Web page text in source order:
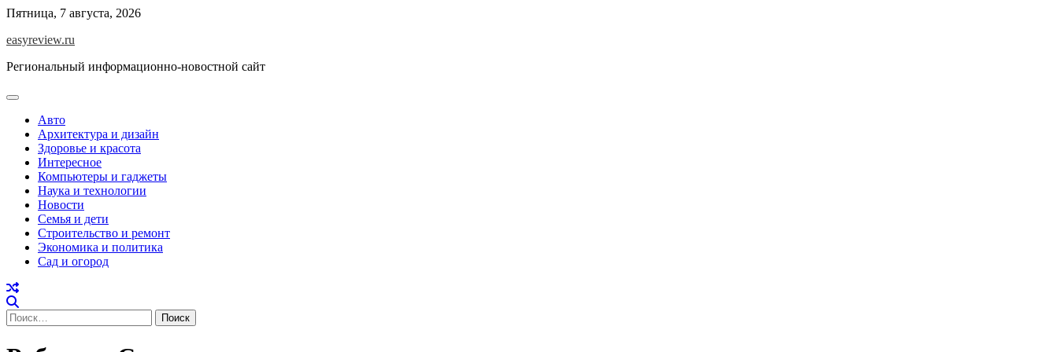
Перейти
содержимому
Пятница, 7 августа, 2026
easyreview.ru
Региональный информационно-новостной сайт
Авто
Архитектура и дизайн
Здоровье и красота
Интересное
Компьютеры и гаджеты
Наука и технологии
Новости
Семья и дети
Строительство и ремонт
Экономика и политика
Сад и огород
Найти: